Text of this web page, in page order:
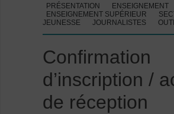
PRÉSENTATION
ENSEIGNEMENT
ENSEIGNEMENT SUPÉRIEUR
JEUNESSE
JOURNALISTES
Confirmation
d’inscription /
de réception